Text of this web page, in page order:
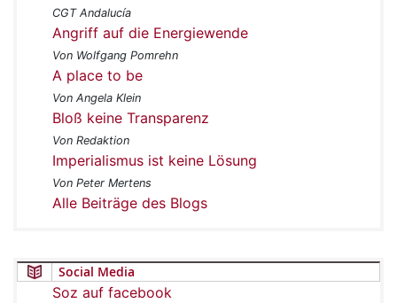
CGT Andalucía
Angriff auf die Energiewende
Von Wolfgang Pomrehn
A place to be
Von Angela Klein
Bloß keine Transparenz
Von Redaktion
Imperialismus ist keine Lösung
Von Peter Mertens
Alle Beiträge des Blogs
Social Media
Soz auf facebook